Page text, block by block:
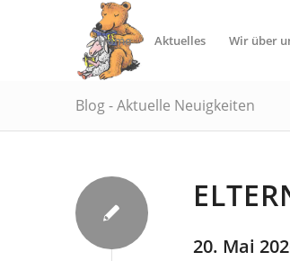
Home Aktuelles Wir über
Blog - Aktuelle Neuigkeiten
20. Mai